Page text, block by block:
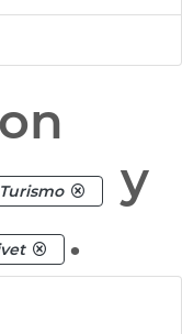
Turismo
y
.